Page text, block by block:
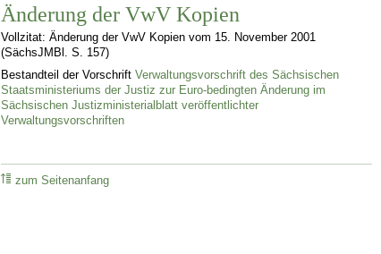
Änderung der VwV Kopien
Vollzitat: Änderung der VwV Kopien vom 15. November 2001
(SächsJMBl. S. 157)
Bestandteil der VorschriftVerwaltungsvorschrift des Sächsischen
Staatsministeriums der Justiz zur Euro-bedingten Änderung im
Sächsischen Justizministerialblatt veröffentlichter
Verwaltungsvorschriften
zum Seitenanfang